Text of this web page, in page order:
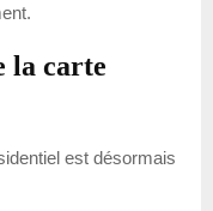
la carte
est désormais